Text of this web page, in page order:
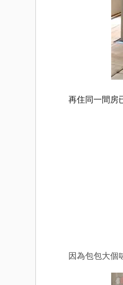
再住同一間房
因為包包大個